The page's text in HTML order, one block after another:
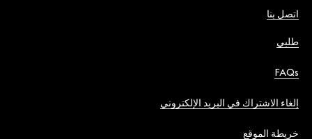
اتصل بنا
طلبي
FAQs
إلغاء الاشتراك في البريد الإلكتروني
خريطة الموقع